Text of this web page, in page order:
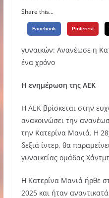
Share this...
Facebook Pinterest
γυναικών: Ανανέωσε η
ένα χρόνο
Η ενημέρωση της ΑΕΚ
Η ΑΕΚ βρίσκεται στην
ανακοινώσει την
την Κατερίνα Μανιά. Η
δεξιά ίντερ, θα
γυναικείας ομάδας
Η Κατερίνα Μανιά ήρθε
2025 και ήταν